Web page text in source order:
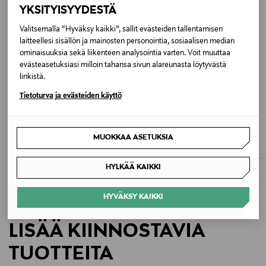
YKSITYISYYDESTÄ
Valitsemalla “Hyväksy kaikki”, sallit evästeiden tallentamisen
laitteellesi sisällön ja mainosten personointia, sosiaalisen median
ominaisuuksia sekä liikenteen analysointia varten. Voit muuttaa
evästeasetuksiasi milloin tahansa sivun alareunasta löytyvästä
linkistä.
Tietoturva ja evästeiden käyttö
MUOKKAA ASETUKSIA
HYLKÄÄ KAIKKI
HYVÄKSY KAIKKI
001 BLACK
Koko
ONE
Valmistajan tuotenumero
2P6HCR007H01
Valmistaja
Marc Jacobs International France
The Mini Bag -olkalaukku
Original Price
225,00 €
The Crossbody -olkalaukku
Original Price
295,00 €
LISÄÄ KIINNOSTAVIA
TUOTTEITA